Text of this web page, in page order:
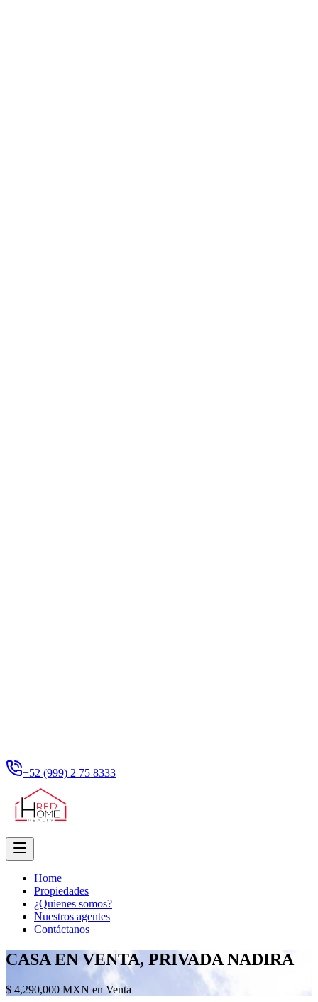
+52 (999) 2 75 8333
Home
Propiedades
¿Quienes somos?
Nuestros agentes
Contáctanos
CASA EN VENTA, PRIVADA NADIRA
$ 4,290,000 MXN en Venta